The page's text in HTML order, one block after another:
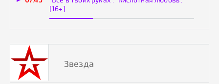
[16+]
Звезда